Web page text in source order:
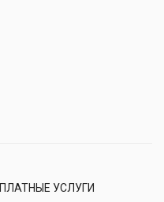
ПЛАТНЫЕ УСЛУГИ